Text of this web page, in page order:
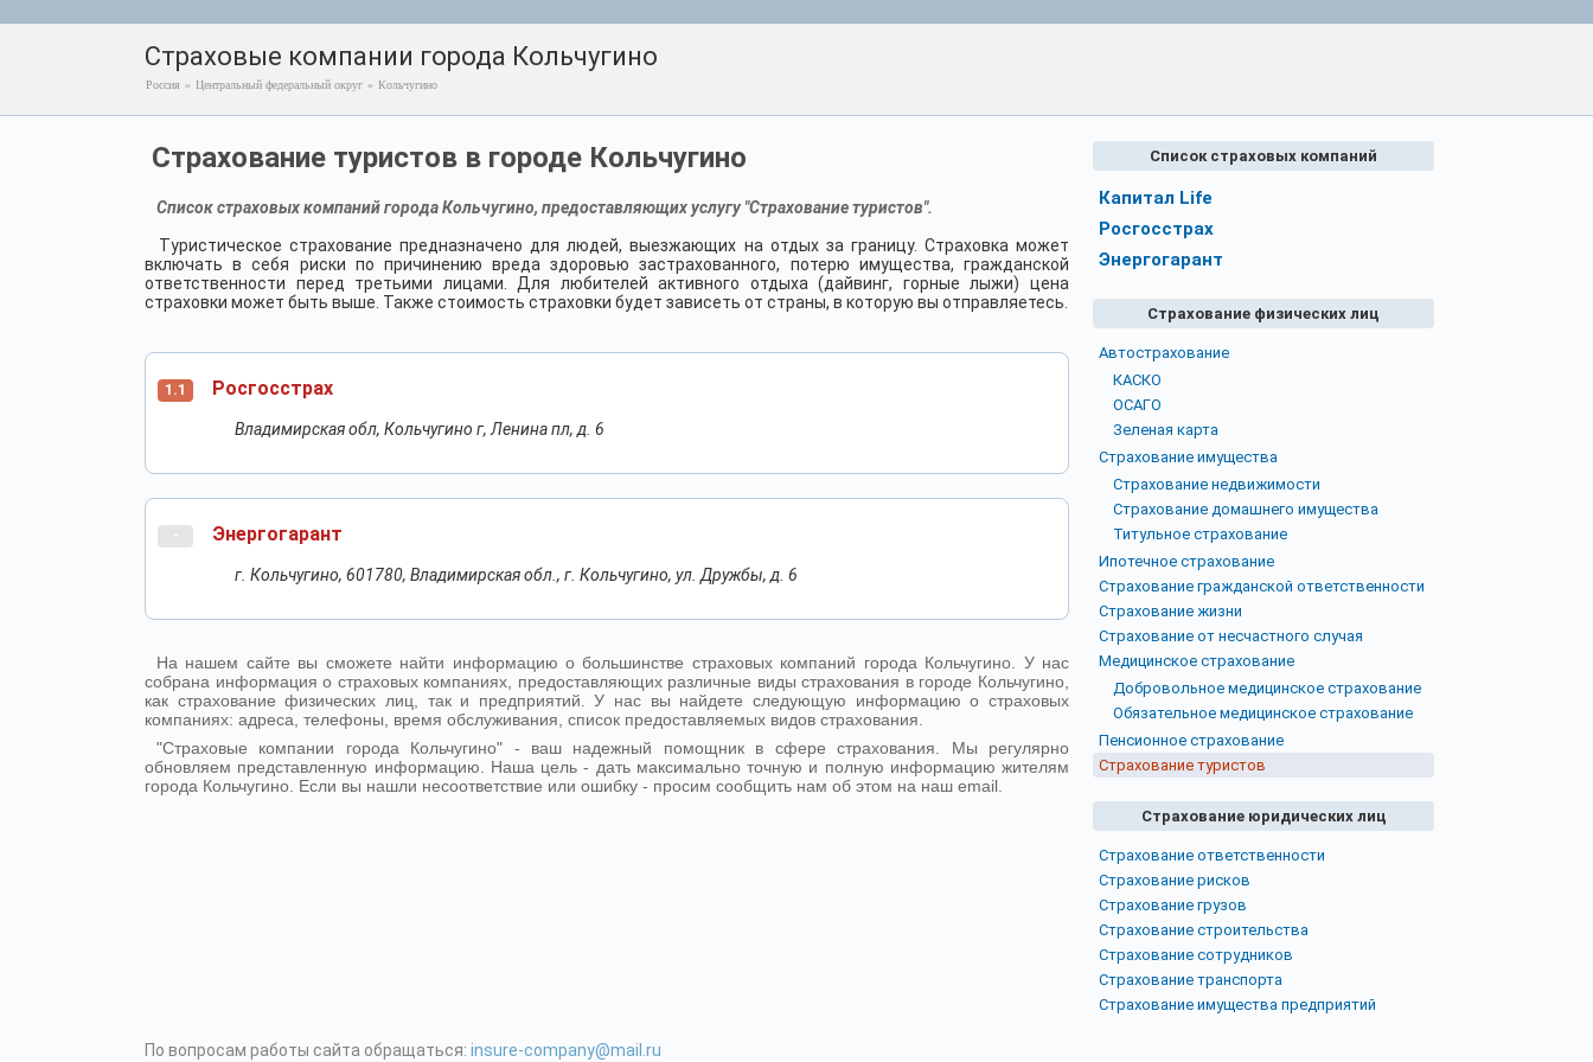
Страховые компании города Кольчугино
Россия » Центральный федеральный округ » Кольчугино
Страхование туристов в городе Кольчугино
Список страховых компаний города Кольчугино, предоставляющих услугу "Страхование туристов".
Туристическое страхование предназначено для людей, выезжающих на отдых за границу. Страховка может
включать в себя риски по причинению вреда здоровью застрахованного, потерю имущества, гражданской
ответственности перед третьими лицами. Для любителей активного отдыха (дайвинг, горные лыжи) цена
страховки может быть выше. Также стоимость страховки будет зависеть от страны, в которую вы отправляетесь.
1.1 Росгосстрах
Владимирская обл, Кольчугино г, Ленина пл, д. 6
- Энергогарант
г. Кольчугино, 601780, Владимирская обл., г. Кольчугино, ул. Дружбы, д. 6
На нашем сайте вы сможете найти информацию о большинстве страховых компаний города Кольчугино. У нас
собрана информация о страховых компаниях, предоставляющих различные виды страхования в городе Кольчугино,
как страхование физических лиц, так и предприятий. У нас вы найдете следующую информацию о страховых
компаниях: адреса, телефоны, время обслуживания, список предоставляемых видов страхования.
"Страховые компании города Кольчугино" - ваш надежный помощник в сфере страхования. Мы регулярно
обновляем представленную информацию. Наша цель - дать максимально точную и полную информацию жителям
города Кольчугино. Если вы нашли несоответствие или ошибку - просим сообщить нам об этом на наш email.
Список страховых компаний
Капитал Life
Росгосстрах
Энергогарант
Страхование физических лиц
Автострахование
КАСКО
ОСАГО
Зеленая карта
Страхование имущества
Страхование недвижимости
Страхование домашнего имущества
Титульное страхование
Ипотечное страхование
Страхование гражданской ответственности
Страхование жизни
Страхование от несчастного случая
Медицинское страхование
Добровольное медицинское страхование
Обязательное медицинское страхование
Пенсионное страхование
Страхование туристов
Страхование юридических лиц
Страхование ответственности
Страхование рисков
Страхование грузов
Страхование строительства
Страхование сотрудников
Страхование транспорта
Страхование имущества предприятий
По вопросам работы сайта обращаться: insure-company@mail.ru